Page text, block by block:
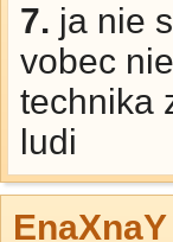
7. ja nie
vobec
technika
ludi
EnaXnaY